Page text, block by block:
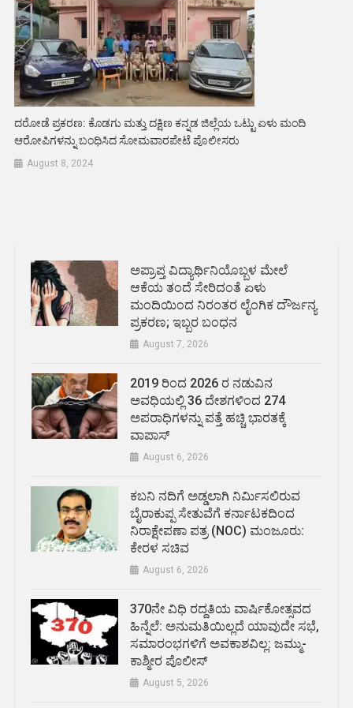
ದರೋಡೆ ಪ್ರಕರಣ: ಕೊಡಗು ಮತ್ತು ದಕ್ಷಿಣ ಕನ್ನಡ ಜಿಲ್ಲೆಯ ಒಟ್ಟು ಏಳು ಮಂದಿ
ಆರೋಪಿಗಳನ್ನು ಬಂಧಿಸಿದ ಸೋಮವಾರಪೇಟೆ ಪೊಲೀಸರು
August 8, 2024
ಅಪ್ರಾಪ್ತ ವಿದ್ಯಾರ್ಥಿನಿಯೊಬ್ಬಳ ಮೇಲೆ
ಆಕೆಯ ತಂದೆ ಸೇರಿದಂತೆ ಏಳು
ಮಂದಿಯಿಂದ ನಿರಂತರ ಲೈಂಗಿಕ ದೌರ್ಜನ್ಯ
ಪ್ರಕರಣ; ಇಬ್ಬರ ಬಂಧನ
August 7, 2026
2019 ರಿಂದ 2026 ರ ನಡುವಿನ
ಅವಧಿಯಲ್ಲಿ 36 ದೇಶಗಳಿಂದ 274
ಅಪರಾಧಿಗಳನ್ನು ಪತ್ತೆ ಹಚ್ಚಿ ಭಾರತಕ್ಕೆ
ವಾಪಾಸ್
August 6, 2026
ಕಬನಿ ನದಿಗೆ ಅಡ್ಡಲಾಗಿ ನಿರ್ಮಿಸಲಿರುವ
ಬೈರಾಕುಪ್ಪ ಸೇತುವೆಗೆ ಕರ್ನಾಟಕದಿಂದ
ನಿರಾಕ್ಷೇಪಣಾ ಪತ್ರ (NOC) ಮಂಜೂರು:
ಕೇರಳ ಸಚಿವ
August 6, 2026
370ನೇ ವಿಧಿ ರದ್ದತಿಯ ವಾರ್ಷಿಕೋತ್ಸವದ
ಹಿನ್ನೆಲೆ: ಅನುಮತಿಯಿಲ್ಲದೆ ಯಾವುದೇ ಸಭೆ,
ಸಮಾರಂಭಗಳಿಗೆ ಅವಕಾಶವಿಲ್ಲ: ಜಮ್ಮು-
ಕಾಶ್ಮೀರ ಪೊಲೀಸ್
August 5, 2026